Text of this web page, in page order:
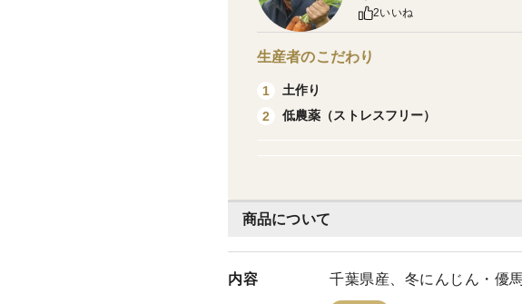
商品について
内容 千葉県産、冬にんじん・優
2いいね
生産者のこだわり
1
土作り
2
低農薬（ストレスフリー）